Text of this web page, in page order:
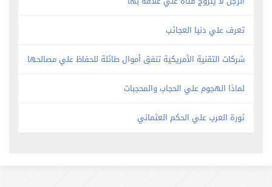
تعرف علي دنيا العجائب
شركات التقنية الأمريكية تنفق أموال طائلة للحفاظ علي مصالحها
لماذا الهجوم علي الحجاب والمحجبات
ثورة العرب علي الحكم العثماني